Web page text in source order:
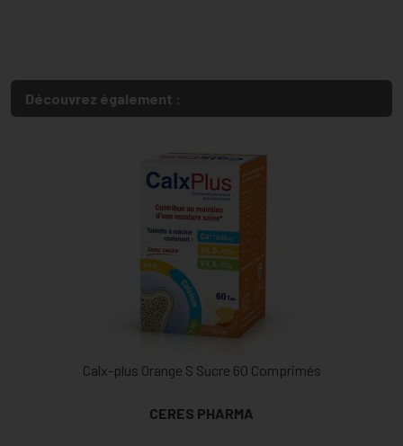
Découvrez également :
Calx-plus Orange S Sucre 60 Comprimés
CERES PHARMA